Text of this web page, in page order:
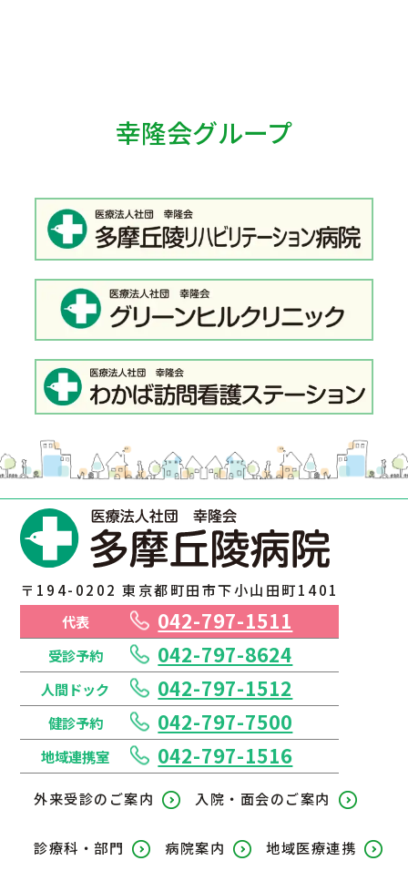
幸隆会グループ
〒194-0202 東京都町田市下小山田町1401
代表
042-797-1511
受診予約 042-797-8624
人間ドック 042-797-1512
健診予約 042-797-7500
地域連携室 042-797-1516
外来受診のご案内 入院・面会のご案内
診療科・部門 病院案内 地域医療連携